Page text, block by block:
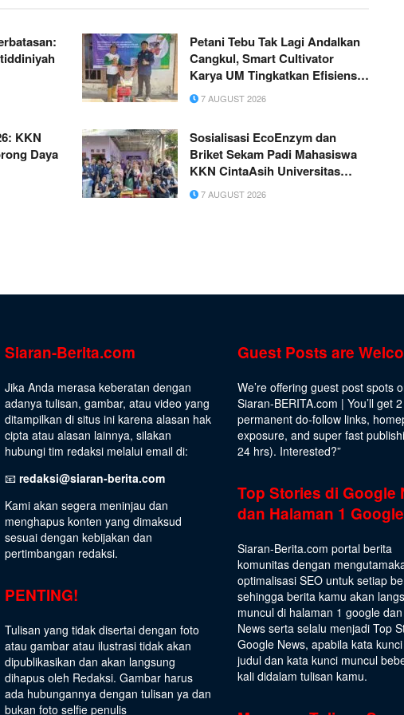
Petani Tebu Tak Lagi Andalkan
Cangkul, Smart Cultivator
Karya UM Tingkatkan Efisiensi
Perawatan Lahan di Kediri
7 AUGUST 2026
KKN
Daya
Sosialisasi EcoEnzym dan
Briket Sekam Padi Mahasiswa
KKN CintaAsih Universitas
Buana Perjuangan Karawang
7 AUGUST 2026
Siaran-Berita.com
Jika Anda merasa keberatan dengan
adanya tulisan, gambar, atau video yang
ditampilkan di situs ini karena alasan hak
cipta atau alasan lainnya, silakan
hubungi tim redaksi melalui email di:
📧 redaksi@siaran-berita.com
Kami akan segera meninjau dan
menghapus konten yang dimaksud
sesuai dengan kebijakan dan
pertimbangan redaksi.
PENTING!
Tulisan yang tidak disertai dengan foto
atau gambar atau ilustrasi tidak akan
dipublikasikan dan akan langsung
dihapus oleh Redaksi. Gambar harus
ada hubungannya dengan tulisan ya dan
bukan foto selfie penulis
Guest Posts are
We’re offering guest post spots
Siaran-BERITA.com | You’ll get 2
permanent do-follow links,
exposure, and super fast
24 hrs). Interested?”
Top Stories di Google
dan Halaman 1 Google
Siaran-Berita.com portal berita
komunitas dengan
optimalisasi SEO untuk setiap
sehingga berita kamu akan
muncul di halaman 1 google
News serta selalu menjadi Top
Google News, apabila kata
judul dan kata kunci muncul
kali didalam tulisan kamu.